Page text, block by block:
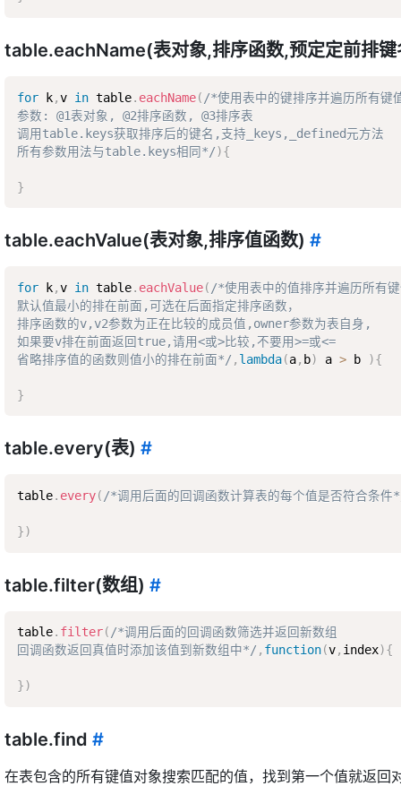
table.eachName(表对象,排序函数,预定定前排
for k,v in table. eachName( /*使用表中的键排序并遍历所有
参数: @1表对象, @2排序函数, @3排序表
调用table.keys获取排序后的键名,支持_keys,_defined元方法
所有参数用法与table.keys相同*/){
}
table.eachValue(表对象,排序值函数) #
for k,v in table. eachValue( /*使用表中的值排序并遍历所
默认值最小的排在前面,可选在后面指定排序函数，
排序函数的v,v2参数为正在比较的成员值,owner参数为表自身,
如果要v排在前面返回true,请用<或>比较,不要用>=或<=
省略排序值的函数则值小的排在前面*/ , lambda(a, b) a > b ){
}
table.every(表) #
table. every( /*调用后面的回调函数计算表的每个值是否符合条件
})
table.filter(数组) #
table. filter( /*调用后面的回调函数筛选并返回新数组
回调函数返回真值时添加该值到新数组中*/ , function(v, index){
})
table.find #
在表包含的所有键值对象搜索匹配的值，找到第一个值就返回